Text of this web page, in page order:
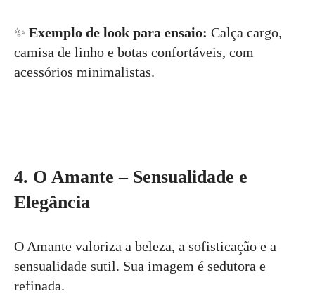
✨ Exemplo de look para ensaio: Calça cargo,
camisa de linho e botas confortáveis, com
acessórios minimalistas.
4. O Amante – Sensualidade e
Elegância
O Amante valoriza a beleza, a sofisticação e a
sensualidade sutil. Sua imagem é sedutora e
refinada.